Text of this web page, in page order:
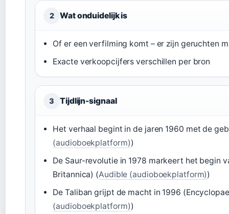
2 Wat onduidelijk is
Of er een verfilming komt – er zijn geruchten
Exacte verkoopcijfers verschillen per bron
3 Tijdlijn-signaal
Het verhaal begint in de jaren 1960 met de
(audioboekplatform))
De Saur-revolutie in 1978 markeert het begin
Britannica) (Audible (audioboekplatform))
De Taliban grijpt de macht in 1996
(audioboekplatform))